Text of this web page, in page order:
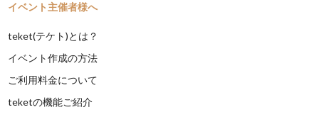
イベント主催者様へ
teket(テケト)とは？
イベント作成の方法
ご利用料金について
teketの機能ご紹介